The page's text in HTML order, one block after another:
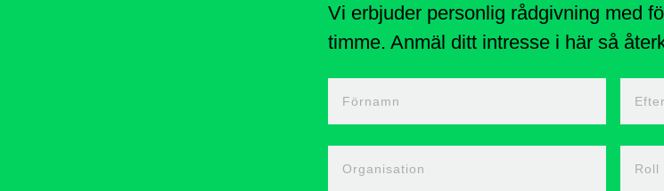
Vi erbjuder personlig rådgivning med
timme. Anmäl ditt intresse i här så
Förnamn
Organisation Roll